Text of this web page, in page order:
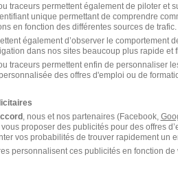
de la recherche en soins
institutionnelles, CLUD,
aux collègues, aux
avec les moyens les plus
du patient
auprès des équipes et
et orale
traceurs permettent également de piloter et
unique permettant de comprendre
en fonction des différentes sources de trafic.
également d’observer le comportement
dans nos sites beaucoup plus rapide et
traceurs permettent enfin de personnaliser
des offres d'emploi ou de
, nous et nos partenaires (Facebook,
proposer des publicités pour des offres
vos probabilités de trouver rapidement un
personnalisent ces publicités en fonction